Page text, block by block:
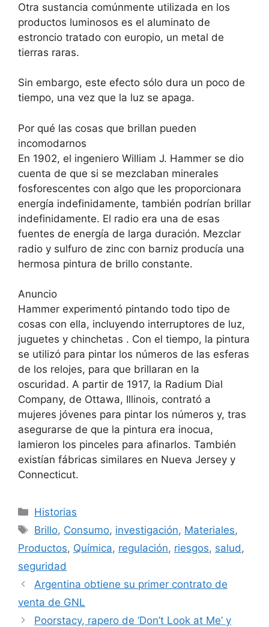
Otra sustancia comúnmente utilizada en los
productos luminosos es el aluminato de
estroncio tratado con europio, un metal de
tierras raras.
Sin embargo, este efecto sólo dura un poco de
tiempo, una vez que la luz se apaga.
Por qué las cosas que brillan pueden
incomodarnos
En 1902, el ingeniero William J. Hammer se dio
cuenta de que si se mezclaban minerales
fosforescentes con algo que les proporcionara
energía indefinidamente, también podrían brillar
indefinidamente. El radio era una de esas
fuentes de energía de larga duración. Mezclar
radio y sulfuro de zinc con barniz producía una
hermosa pintura de brillo constante.
Anuncio
Hammer experimentó pintando todo tipo de
cosas con ella, incluyendo interruptores de luz,
juguetes y chinchetas . Con el tiempo, la pintura
se utilizó para pintar los números de las esferas
de los relojes, para que brillaran en la
oscuridad. A partir de 1917, la Radium Dial
Company, de Ottawa, Illinois, contrató a
mujeres jóvenes para pintar los números y, tras
asegurarse de que la pintura era inocua,
lamieron los pinceles para afinarlos. También
existían fábricas similares en Nueva Jersey y
Connecticut.
Categorías
Historias
Etiquetas
Brillo, Consumo, investigación, Materiales,
Productos, Química, regulación, riesgos, salud,
seguridad
Argentina obtiene su primer contrato de
venta de GNL
Poorstacy, rapero de ‘Don’t Look at Me’ y